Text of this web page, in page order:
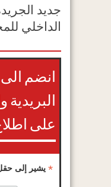
جديد
الداخلي
انضم الى
البريدية
على
*يشير إلى